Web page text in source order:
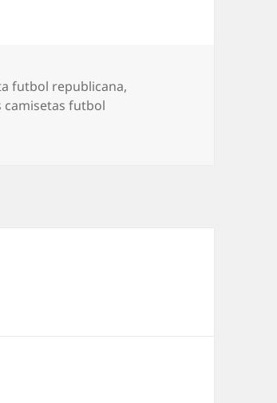
futbol republicana,
camisetas futbol